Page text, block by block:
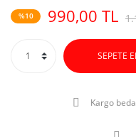
%10 990,00 TL
SEPETE
Kargo